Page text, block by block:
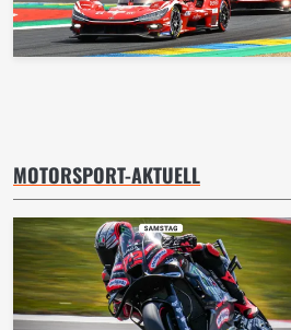
MOTORSPORT-AKTUELL